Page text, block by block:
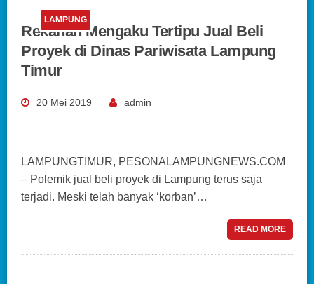
LAMPUNG
Rekanan Mengaku Tertipu Jual Beli
Proyek di Dinas Pariwisata Lampung
Timur
20 Mei 2019 admin
LAMPUNGTIMUR, PESONALAMPUNGNEWS.COM
– Polemik jual beli proyek di Lampung terus saja
terjadi. Meski telah banyak ‘korban’…
READ MORE